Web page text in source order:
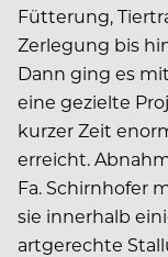
Fütterung,
Zerlegung bis
Dann ging es
eine gezielte
kurzer Zeit
erreicht.
Fa. Schirnhofer
sie innerhalb
artgerechte